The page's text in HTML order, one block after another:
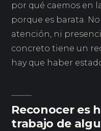
por qué caemos en
porque es barata.
atención, ni
concreto tiene un
hay que haber
Reconocer es
trabajo de